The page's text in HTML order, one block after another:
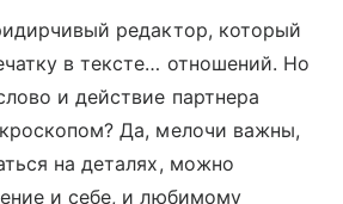
редактор, который
в тексте… отношений. Но
и действие партнера
Да, мелочи важны,
на деталях, можно
и себе, и любимому